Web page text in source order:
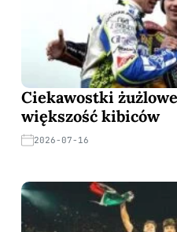
Ciekawostki
większość kibiców
2026-07-16